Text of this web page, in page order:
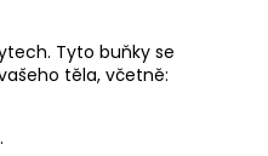
Tyto buňky se
těla, včetně: